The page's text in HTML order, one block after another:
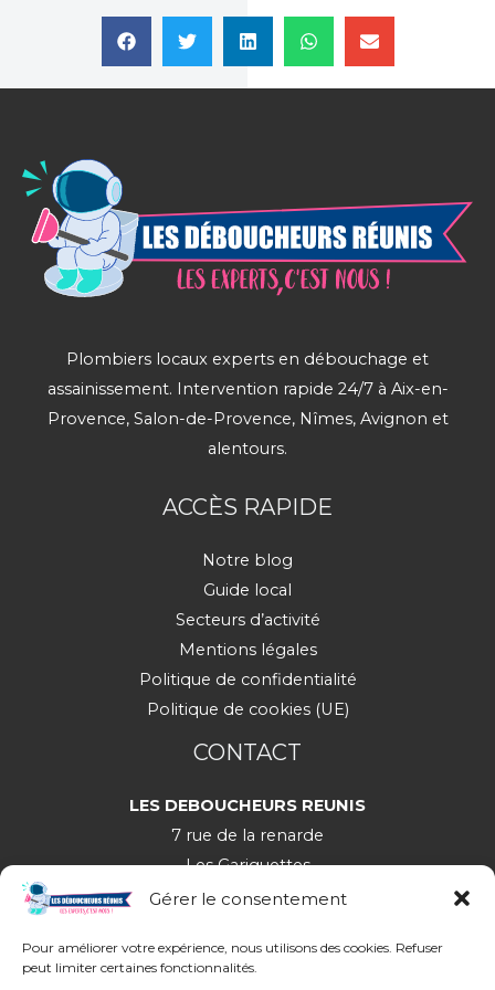
Gérer le consentement
Pour améliorer votre expérience, nous utilisons des cookies. Refuser
peut limiter certaines fonctionnalités.
Plombiers locaux experts en débouchage et
assainissement. Intervention rapide 24/7 à Aix-en-
Provence, Salon-de-Provence, Nîmes, Avignon et
alentours.
ACCÈS RAPIDE
Notre blog
Guide local
Secteurs d’activité
Mentions légales
Politique de confidentialité
Politique de cookies (UE)
CONTACT
LES DEBOUCHEURS REUNIS
7 rue de la renarde
Les Gariguettes
30650 Rochefort-du-Gard
06 28 46 46 32